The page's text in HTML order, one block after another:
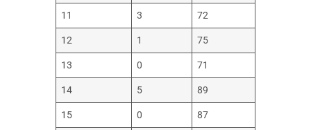
11 3 72
12 1 75
13 0 71
14 5 89
15 0 87